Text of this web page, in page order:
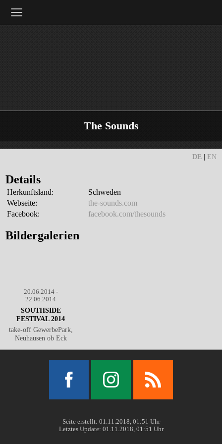
The Sounds
DE| EN
≡
Details
Herkunftsland:
Schweden
Webseite:
the-sounds.com
Facebook:
facebook.com/thesounds
Bildergalerien
20.06.2014 -
22.06.2014
SOUTHSIDE
FESTIVAL 2014
take-off GewerbePark,
Neuhausen ob Eck
Seite erstellt: 01.11.2018, 01:51 Uhr
Letztes Update: 01.11.2018, 01:51 Uhr